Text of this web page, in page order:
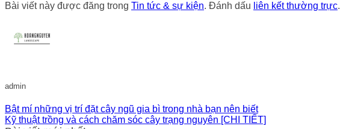
Bài viết này được đăng trong Tin tức & sự kiện. Đánh dấu liên kết thường trực.
admin
Bật mí những vị trí đặt cây ngũ gia bì trong nhà bạn nên biết
Kỹ thuật trồng và cách chăm sóc cây trạng nguyên [CHI TIẾT]